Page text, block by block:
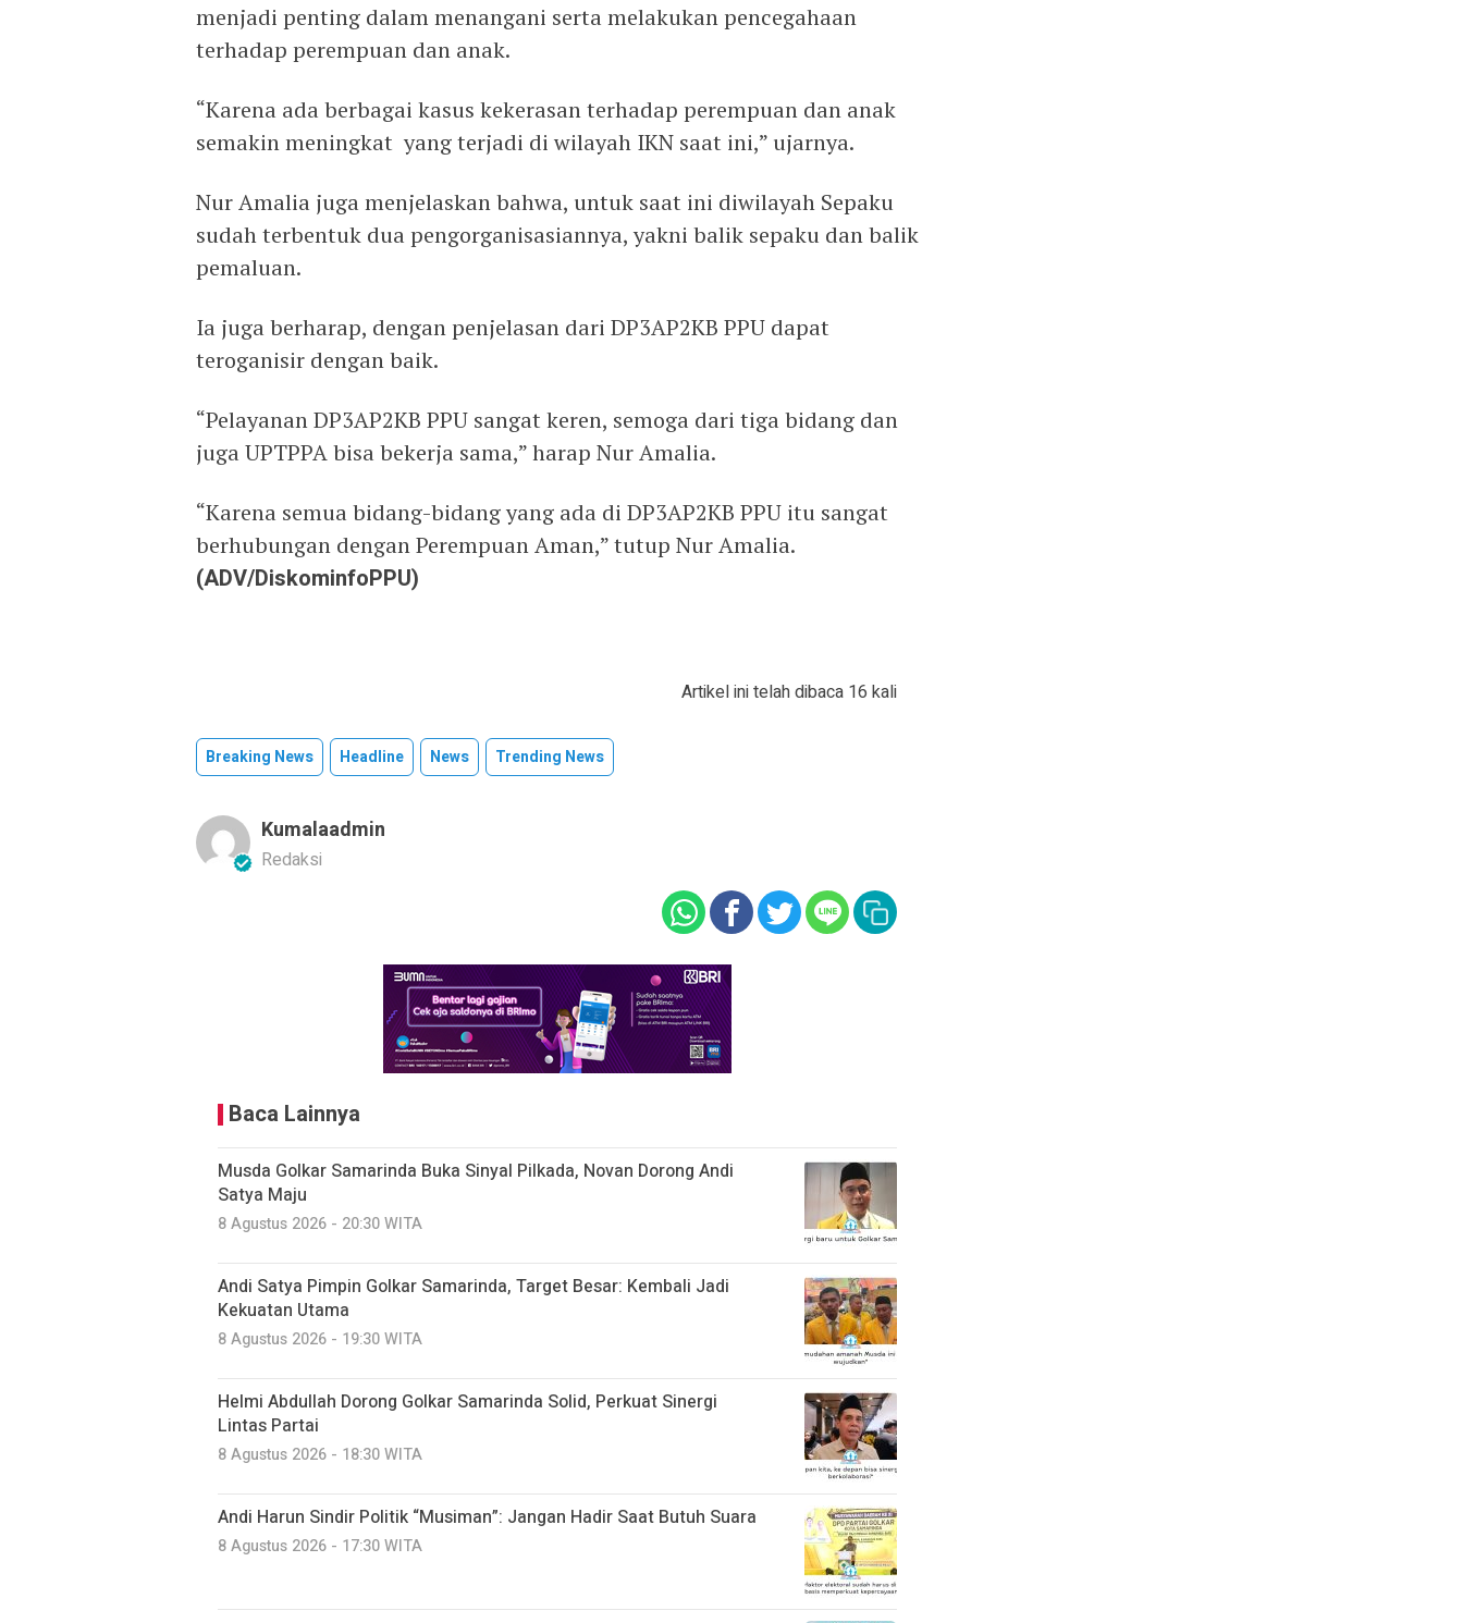
menjadi penting dalam menangani serta melakukan pencegahaan
terhadap perempuan dan anak.
“Karena ada berbagai kasus kekerasan terhadap perempuan dan anak
semakin meningkat yang terjadi di wilayah IKN saat ini,” ujarnya.
Nur Amalia juga menjelaskan bahwa, untuk saat ini diwilayah Sepaku
sudah terbentuk dua pengorganisasiannya, yakni balik sepaku dan balik
pemaluan.
Ia juga berharap, dengan penjelasan dari DP3AP2KB PPU dapat
teroganisir dengan baik.
“Pelayanan DP3AP2KB PPU sangat keren, semoga dari tiga bidang dan
juga UPTPPA bisa bekerja sama,” harap Nur Amalia.
“Karena semua bidang-bidang yang ada di DP3AP2KB PPU itu sangat
berhubungan dengan Perempuan Aman,” tutup Nur Amalia.
(ADV/DiskominfoPPU)
Artikel ini telah dibaca 16 kali
Breaking News Headline News Trending News
Kumalaadmin
Redaksi
Baca Lainnya
Musda Golkar Samarinda Buka Sinyal Pilkada, Novan Dorong Andi
Satya Maju
8 Agustus 2026 - 20:30 WITA
Andi Satya Pimpin Golkar Samarinda, Target Besar: Kembali Jadi
Kekuatan Utama
8 Agustus 2026 - 19:30 WITA
Helmi Abdullah Dorong Golkar Samarinda Solid, Perkuat Sinergi
Lintas Partai
8 Agustus 2026 - 18:30 WITA
Andi Harun Sindir Politik “Musiman”: Jangan Hadir Saat Butuh Suara
8 Agustus 2026 - 17:30 WITA